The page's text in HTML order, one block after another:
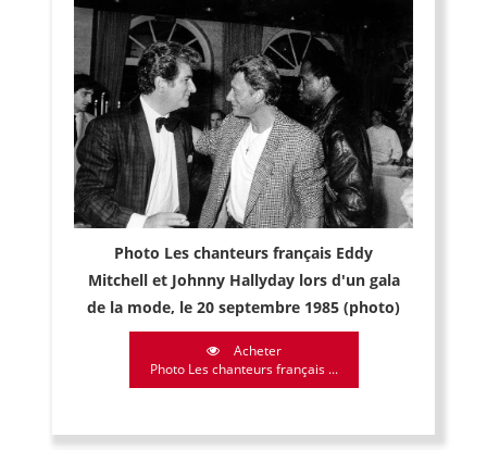
Photo Les chanteurs français Eddy
Mitchell et Johnny Hallyday lors d'un gala
de la mode, le 20 septembre 1985 (photo)
Acheter
Photo Les chanteurs français ...